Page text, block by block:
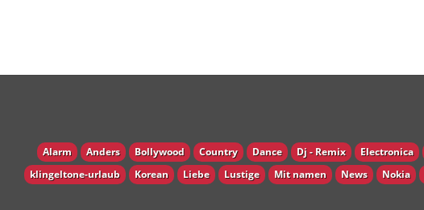
Alarm Anders Bollywood Country Dance Dj - Remix Electronica
klingeltone-urlaub
Korean Liebe Lustige Mit namen News Nokia